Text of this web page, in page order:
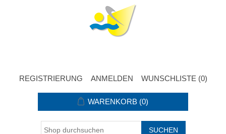
REGISTRIERUNG ANMELDEN WUNSCHLISTE (0)
WARENKORB (0)